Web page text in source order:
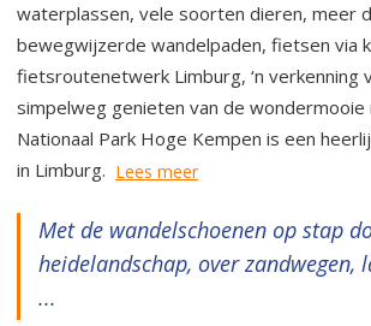
waterplassen, vele soorten dieren, meer
bewegwijzerde wandelpaden, fietsen via
fietsroutenetwerk Limburg, ‘n verkenning
simpelweg genieten van de
Nationaal Park Hoge Kempen is een
in Limburg. Lees meer
Met de wandelschoenen op stap
heidelandschap, over zandwegen,
...